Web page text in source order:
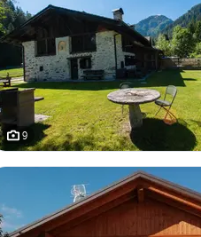
9